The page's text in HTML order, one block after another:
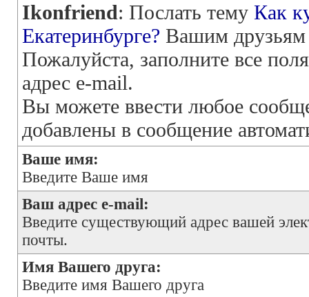
Ikonfriend: Послать тему Как
Екатеринбурге? Вашим
Пожалуйста, заполните все
адрес e-mail.
Вы можете ввести любое
добавлены в сообщение
Ваше имя:
Введите Ваше имя
Ваш адрес e-mail:
Введите существующий адрес вашей
почты.
Имя Вашего друга:
Введите имя Вашего друга